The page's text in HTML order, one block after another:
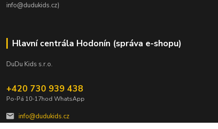
info@dudukids.cz)
Hlavní centrála Hodonín (správa e-shopu)
DuDu Kids s.r.o.
+420 730 939 438
Po-Pá 10-17hod WhatsApp
info@dudukids.cz